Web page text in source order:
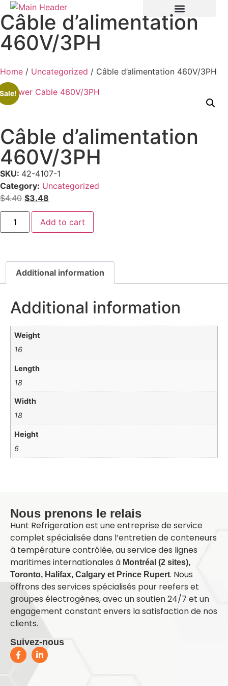
Câble d’alimentation
460V/3PH
Home / Uncategorized / Câble d’alimentation 460V/3PH
Câble d’alimentation
460V/3PH
SKU: 42-4107-1
Category: Uncategorized
$4.40 $3.48
Add to cart
Additional information
Additional information
Weight
16
Length
18
Width
18
Height
6
Nous prenons le relais
Hunt Refrigeration est une entreprise de service
complet spécialisée dans l’entretien de conteneurs
à température contrôlée, au service des lignes
maritimes internationales à Montréal (2 sites),
Toronto, Halifax, Calgary et Prince Rupert. Nous
offrons des services spécialisés pour reefers et
groupes électrogènes, avec un soutien 24/7 et un
engagement constant envers la satisfaction de nos
clients.
Suivez-nous